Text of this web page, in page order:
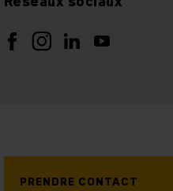
PRENDRE CONTACT